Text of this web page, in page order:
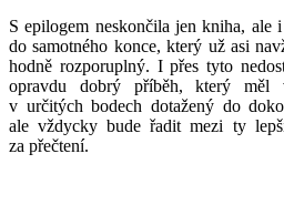
S epilogem neskončila jen kniha, ale
do samotného konce, který už asi
hodně rozporuplný. I přes tyto
opravdu dobrý příběh, který měl
v určitých bodech dotažený do
ale vždycky bude řadit mezi ty
za přečtení.